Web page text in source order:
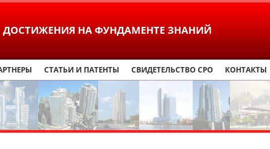
ДОСТИЖЕНИЯ НА ФУНДАМЕНТЕ ЗНАНИЙ
СТАТЬИ И ПАТЕНТЫ СВИДЕТЕЛЬСТВО СРО КОНТАКТЫ